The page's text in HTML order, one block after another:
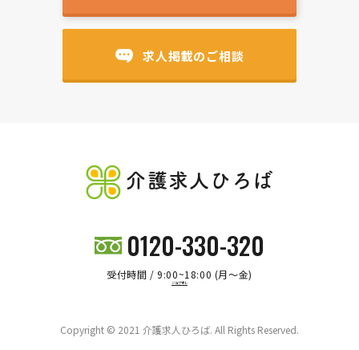
求人掲載のご相談
介護求人ひろば
0120-330-320
受付時間 / 9:00~18:00 (月～金)
ジョブオレ
Copyright © 2021 介護求人ひろば. All Rights Reserved.